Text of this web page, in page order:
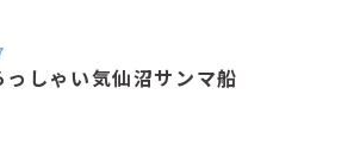
っしゃい気仙沼サンマ船